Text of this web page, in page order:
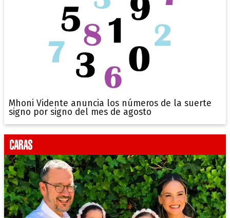
Mhoni Vidente anuncia los números de la suerte
signo por signo del mes de agosto